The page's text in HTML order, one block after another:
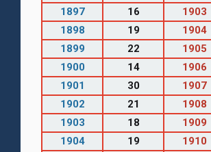
1897
16 1903
1898
19 1904
1899
22 1905
1900
14 1906
1901
30 1907
1902
21 1908
1903
18 1909
1904
19 1910